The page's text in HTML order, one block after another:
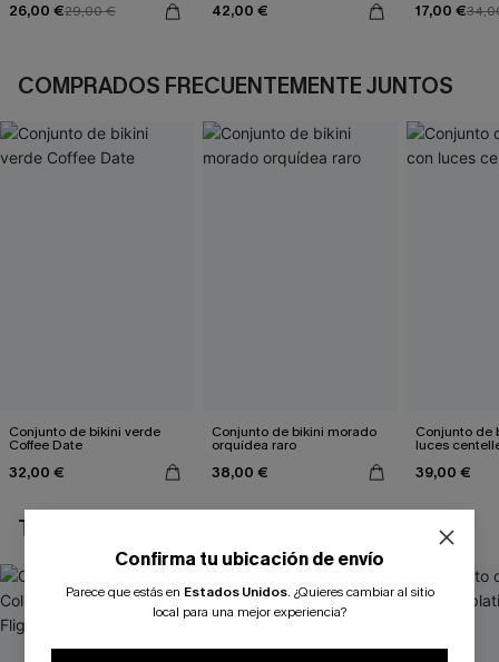
26,00 €29,00 € 42,00 € 17,00 €
COMPRADOS FRECUENTEMENTE JUNTOS
Conjunto de bikini verde
Coffee Date
32,00 €
Conjunto de bikini morado
orquídea raro
38,00 €
Conjunto de
luces
39,00 €
TAMBIÉN TE PUEDE GUSTAR
Confirma tu ubicación de envío
Parece que estás en Estados Unidos. ¿Quieres cambiar al sitio
local para una mejor experiencia?